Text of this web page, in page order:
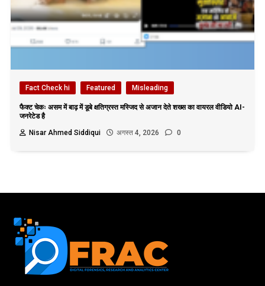
Fact Check hi Featured Misleading
फैक्ट चेकः असम में बाढ़ में डूबे क्षतिग्रस्त मस्जिद से अजान देते शख्स का वायरल वीडियो AI-
जनरेटेड है
Nisar Ahmed Siddiqui
अगस्त 4, 2026 0